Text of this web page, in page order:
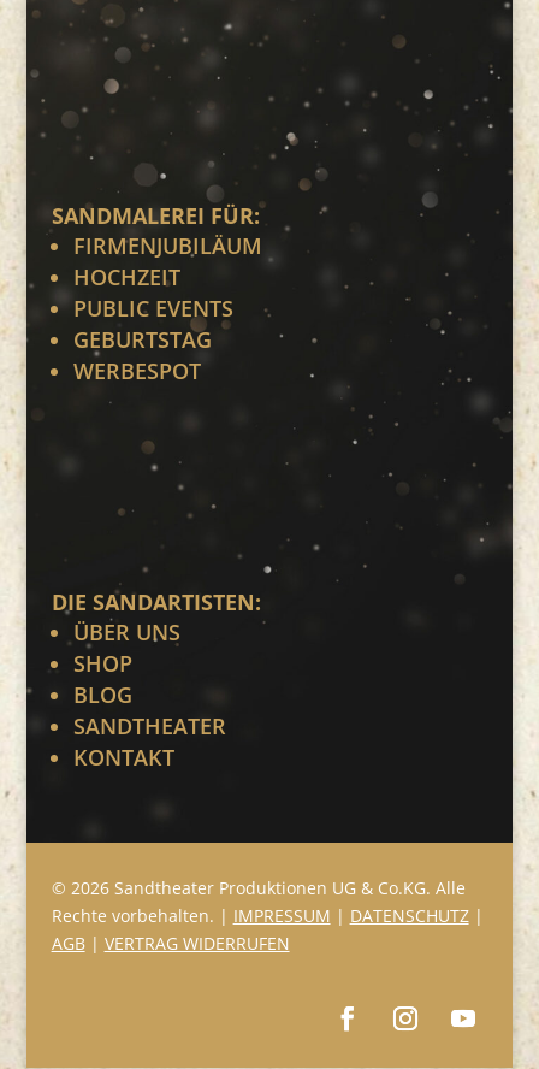
SANDMALEREI FÜR:
FIRMENJUBILÄUM
HOCHZEIT
PUBLIC EVENTS
GEBURTSTAG
WERBESPOT
DIE SANDARTISTEN:
ÜBER UNS
SHOP
BLOG
SANDTHEATER
KONTAKT
© 2026 Sandtheater Produktionen UG & Co.KG. Alle
Rechte vorbehalten. | IMPRESSUM | DATENSCHUTZ|
AGB| VERTRAG WIDERRUFEN